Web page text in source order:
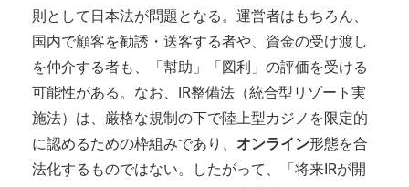
則として日本法が問題となる。運営者はもちろん、
国内で顧客を勧誘・送客する者や、資金の受け渡し
を仲介する者も、「幇助」「図利」の評価を受ける
可能性がある。なお、IR整備法（統合型リゾート実
施法）は、厳格な規制の下で陸上型カジノを限定的
に認めるための枠組みであり、 オンライン形態を合
法化するものではない。したがって、「将来IRが開